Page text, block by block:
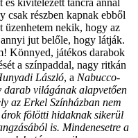
és kivitelezett táncra annál
csak részben kapnak ebből
üzenhetem nekik, hogy az
jut belőle, hogy látják.
Könnyed, játékos darabok
a színpaddal, nagy ritkán
László, a Nabucco-
darab világának alapvetően
az Erkel Színházban nem
fölötti hidaknak sikerül
is. Mindenesetre a